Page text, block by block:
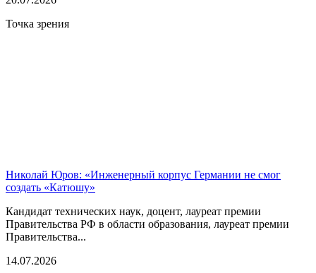
Точка зрения
Николай Юров: «Инженерный корпус Германии не смог
создать «Катюшу»
Кандидат технических наук, доцент, лауреат премии
Правительства РФ в области образования, лауреат премии
Правительства...
14.07.2026